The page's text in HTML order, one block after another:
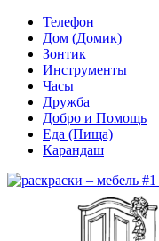
Телефон
Дом (Домик)
Зонтик
Инструменты
Часы
Дружба
Добро и Помощь
Еда (Пища)
Карандаш